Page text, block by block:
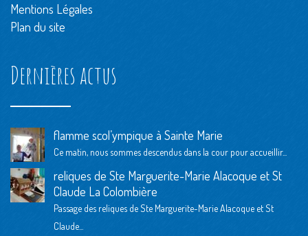
Mentions Légales
Plan du site
Dernières actus
flamme scol’ympique à Sainte Marie
Ce matin, nous sommes descendus dans la cour pour accueillir...
reliques de Ste Marguerite-Marie Alacoque et St
Claude La Colombière
Passage des reliques de Ste Marguerite-Marie Alacoque et St
Claude...